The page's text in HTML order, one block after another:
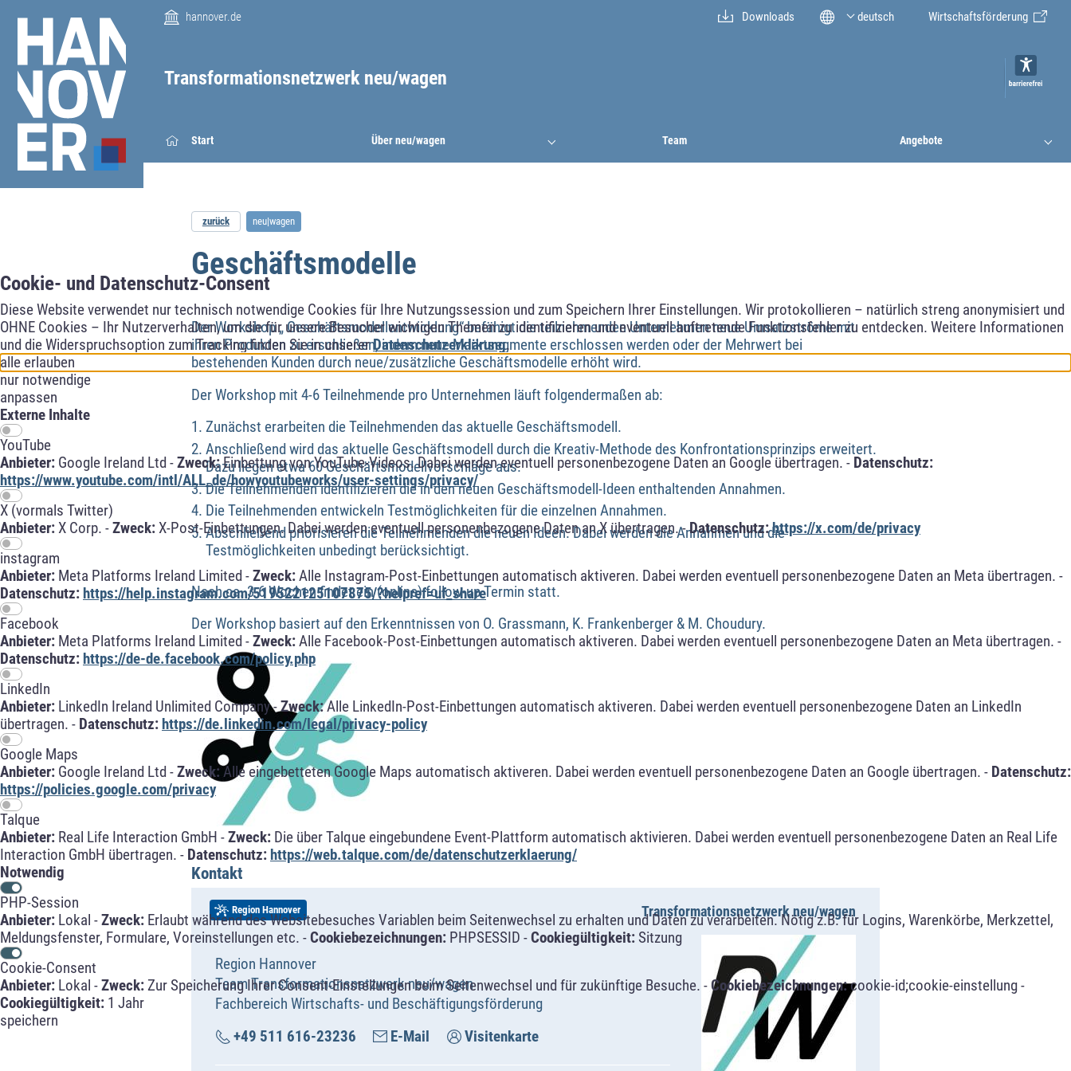
Cookie- und Datenschutz-Consent
Diese Website verwendet nur technisch notwendige Cookies für Ihre Nutzungssession und zum Speichern Ihrer Einstellungen. Wir protokollieren – natürlich streng anonymisiert und
OHNE Cookies – Ihr Nutzerverhalten, um die für unsere Besucher wichtigen Themen zu identifizieren und eventuell auftretende Funktionsfehler zu entdecken. Weitere Informationen
und die Widerspruchsoption zum Tracking finden Sie in unsererDatenschutzerklärung.
alle erlauben
nur notwendige
anpassen
Externe Inhalte
YouTube
Anbieter: Google Ireland Ltd -Zweck:Einbettung von YouTube-Videos. Dabei werden eventuell personenbezogene Daten an Google übertragen. - Datenschutz:
https://www.youtube.com/intl/ALL_de/howyoutubeworks/user-settings/privacy/
X (vormals Twitter)
Anbieter:X Corp. -Zweck:X-Post-Einbettungen. Dabei werden eventuell personenbezogene Daten an X übertragen. -Datenschutz:https://x.com/de/privacy
instagram
Anbieter: Meta Platforms Ireland Limited -Zweck:Alle Instagram-Post-Einbettungen automatisch aktiveren. Dabei werden eventuell personenbezogene Daten an Meta übertragen. -
Datenschutz: https://help.instagram.com/519522125107875/?helpref=uf_share
Facebook
Anbieter: Meta Platforms Ireland Limited -Zweck:Alle Facebook-Post-Einbettungen automatisch aktiveren. Dabei werden eventuell personenbezogene Daten an Meta übertragen. -
Datenschutz: https://de-de.facebook.com/policy.php
LinkedIn
Anbieter: LinkedIn Ireland Unlimited Company -Zweck:Alle LinkedIn-Post-Einbettungen automatisch aktiveren. Dabei werden eventuell personenbezogene Daten an LinkedIn
übertragen. - Datenschutz: https://de.linkedin.com/legal/privacy-policy
Google Maps
Anbieter: Google Ireland Ltd -Zweck: Alle eingebetteten Google Maps automatisch aktiveren. Dabei werden eventuell personenbezogene Daten an Google übertragen. - Datenschutz:
https://policies.google.com/privacy
Talque
Anbieter: Real Life Interaction GmbH -Zweck: Die über Talque eingebundene Event-Plattform automatisch aktivieren. Dabei werden eventuell personenbezogene Daten an Real Life
Interaction GmbH übertragen. - Datenschutz: https://web.talque.com/de/datenschutzerklaerung/
Notwendig
PHP-Session
Anbieter: Lokal -Zweck: Erlaubt während des Websitebesuches Variablen beim Seitenwechsel zu erhalten und Daten zu verarbeiten. Nötig z.B. für Logins, Warenkörbe, Merkzettel,
Meldungsfenster, Formulare, Voreinstellungen etc. -Cookiebezeichnungen: PHPSESSID -Cookiegültigkeit:Sitzung
Cookie-Consent
Anbieter: Lokal -Zweck:Zur Speicherung Ihrer Consent-Einstellungen beim Seitenwechsel und für zukünftige Besuche. -Cookiebezeichnungen:cookie-id;cookie-einstellung -
Cookiegültigkeit: 1 Jahr
speichern
Transformationsnetzwerk neu/wagen
Start Über neu/wagen Team Angebote
hannover.de Downloads deutsch Wirtschaftsförderung
zurück neu|wagen
Geschäftsmodelle
Der Workshop „ Geschäftsmodellentwicklung“ befähigt die teilnehmenden Unternehmen neue Umsatzströme mit
ihren Produkten zu erschließen, indem neue Marktsegmente erschlossen werden oder der Mehrwert bei
bestehenden Kunden durch neue/zusätzliche Geschäftsmodelle erhöht wird.
Der Workshop mit 4-6 Teilnehmende pro Unternehmen läuft folgendermaßen ab:
Zunächst erarbeiten die Teilnehmenden das aktuelle Geschäftsmodell.
Anschließend wird das aktuelle Geschäftsmodell durch die Kreativ-Methode des Konfrontationsprinzips erweitert.
Dazu liegen etwa 60 Geschäftsmodellvorschläge aus.
Die Teilnehmenden identifizieren die in den neuen Geschäftsmodell-Ideen enthaltenden Annahmen.
Die Teilnehmenden entwickeln Testmöglichkeiten für die einzelnen Annahmen.
Abschließend priorisieren die Teilnehmenden die neuen Ideen. Dabei werden die Annahmen und die
Testmöglichkeiten unbedingt berücksichtigt.
Nach ca. 3-6 Wochen findet ein (online) follow-up Termin statt.
Der Workshop basiert auf den Erkenntnissen von O. Grassmann, K. Frankenberger & M. Choudury.
Kontakt
Region Hannover Transformationsnetzwerk neu/wagen
Region Hannover
Team Transformationsnetzwerk neu/wagen
Fachbereich Wirtschafts- und Beschäftigungsförderung
+49 511 616-23236
E-Mail Visitenkarte